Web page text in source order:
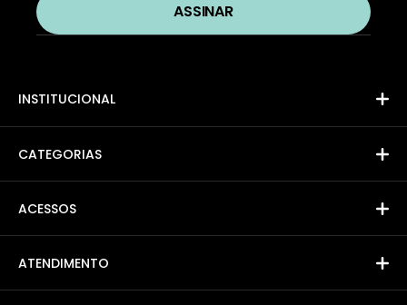
INSTITUCIONAL
CATEGORIAS
ACESSOS
ATENDIMENTO